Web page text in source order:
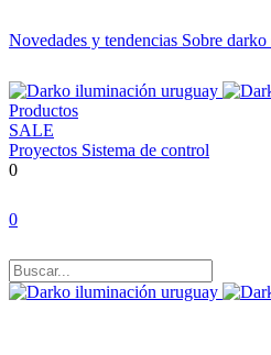
Novedades y tendencias Sobre darko
Productos
SALE
Proyectos Sistema de control
0
0